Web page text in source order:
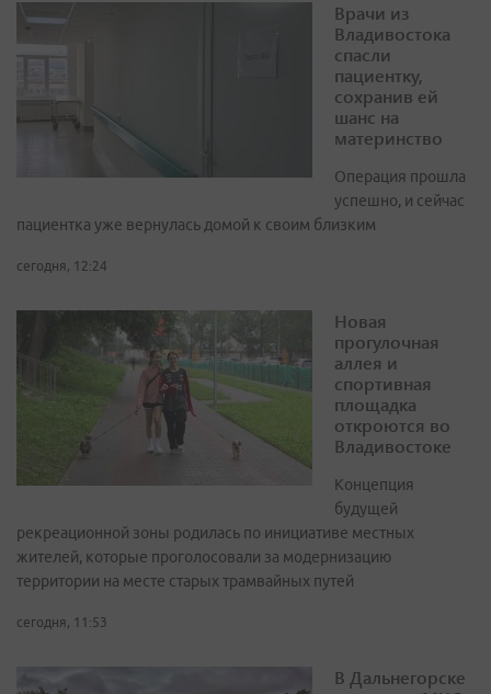
Врачи из
Владивостока
спасли
пациентку,
сохранив ей
шанс на
материнство
Операция прошла
успешно, и сейчас
пациентка уже вернулась домой к своим близким
сегодня, 12:24
Новая
прогулочная
аллея и
спортивная
площадка
откроются во
Владивостоке
Концепция
будущей
рекреационной зоны родилась по инициативе местных
жителей, которые проголосовали за модернизацию
территории на месте старых трамвайных путей
сегодня, 11:53
В Дальнегорске